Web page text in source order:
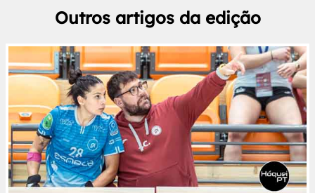
Outros artigos da edição